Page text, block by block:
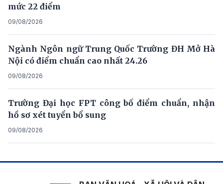
mức 22 điểm
09/08/2026
Ngành Ngôn ngữ Trung Quốc Trường ĐH Mở Hà
Nội có điểm chuẩn cao nhất 24.26
09/08/2026
Trường Đại học FPT công bố điểm chuẩn, nhận
hồ sơ xét tuyển bổ sung
09/08/2026